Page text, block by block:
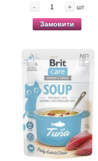
- + шт
Замовити